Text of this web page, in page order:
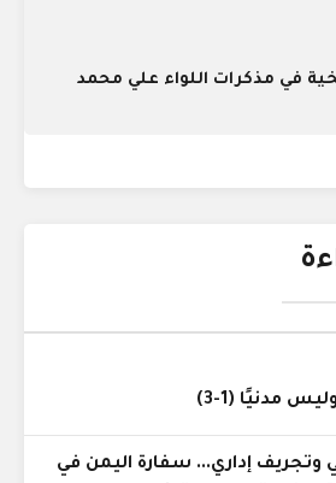
في مذكرات اللواء علي محمد
مدنيًا (1-3)
وتجريف إداري... سفارة اليمن في